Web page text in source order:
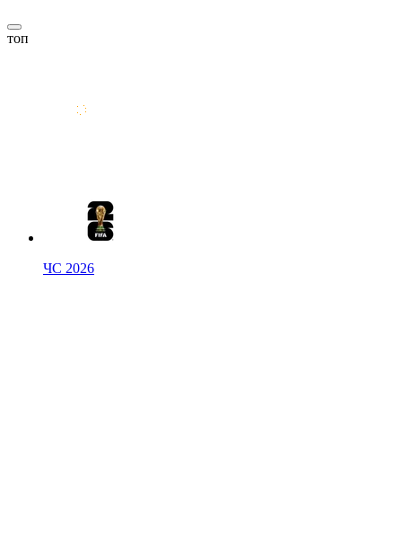
топ
ЧС 2026